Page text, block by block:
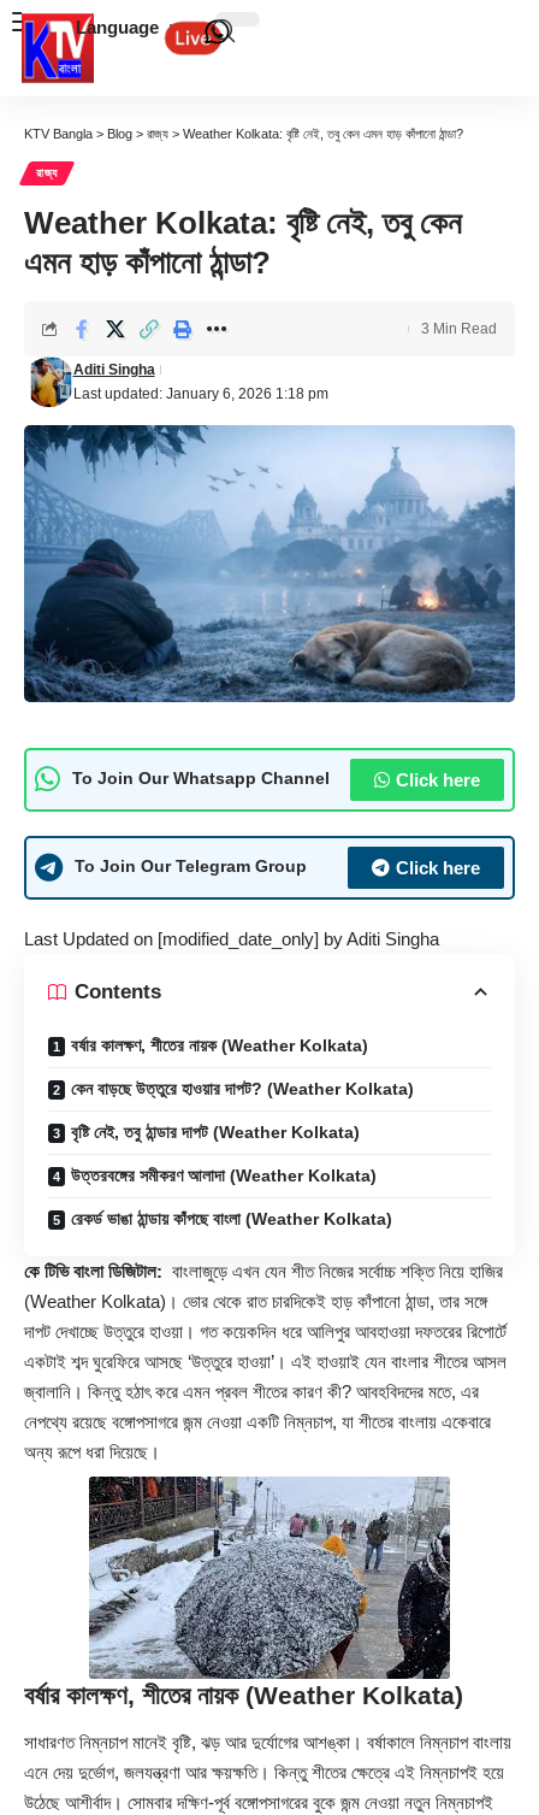
Language
KTV Bangla > Blog > রাজ্য > Weather Kolkata: বৃষ্টি নেই, তবু কেন এমন হাড় কাঁপানো ঠান্ডা?
রাজ্য
Weather Kolkata: বৃষ্টি নেই, তবু কেন
এমন হাড় কাঁপানো ঠান্ডা?
Last updated: January 6, 2026 1:18 pm
Aditi Singha
3 Min Read
To Join Our Whatsapp Channel Click here
To Join Our Telegram Group Click here
Last Updated on [modified_date_only] byAditi Singha
Contents
বর্ষার কালক্ষণ, শীতের নায়ক (Weather Kolkata)
কেন বাড়ছে উত্তুরে হাওয়ার দাপট? (Weather Kolkata)
বৃষ্টি নেই, তবু ঠান্ডার দাপট (Weather Kolkata)
উত্তরবঙ্গের সমীকরণ আলাদা (Weather Kolkata)
রেকর্ড ভাঙা ঠান্ডায় কাঁপছে বাংলা (Weather Kolkata)
কে টিভি বাংলা ডিজিটাল: বাংলাজুড়ে এখন যেন শীত নিজের সর্বোচ্চ শক্তি নিয়ে হাজির
(Weather Kolkata)। ভোর থেকে রাত চারদিকেই হাড় কাঁপানো ঠান্ডা, তার সঙ্গে
দাপট দেখাচ্ছে উত্তুরে হাওয়া। গত কয়েকদিন ধরে আলিপুর আবহাওয়া দফতরের রিপোর্টে
একটাই শব্দ ঘুরেফিরে আসছে ‘উত্তুরে হাওয়া’। এই হাওয়াই যেন বাংলার শীতের আসল
জ্বালানি। কিন্তু হঠাৎ করে এমন প্রবল শীতের কারণ কী? আবহবিদদের মতে, এর
নেপথ্যে রয়েছে বঙ্গোপসাগরে জন্ম নেওয়া একটি নিম্নচাপ, যা শীতের বাংলায় একেবারে
অন্য রূপে ধরা দিয়েছে।
বর্ষার কালক্ষণ, শীতের নায়ক (Weather Kolkata)
সাধারণত নিম্নচাপ মানেই বৃষ্টি, ঝড় আর দুর্যোগের আশঙ্কা। বর্ষাকালে নিম্নচাপ বাংলায়
এনে দেয় দুর্ভোগ, জলযন্ত্রণা আর ক্ষয়ক্ষতি। কিন্তু শীতের ক্ষেত্রে এই নিম্নচাপই হয়ে
উঠেছে আশীর্বাদ। সোমবার দক্ষিণ-পূর্ব বঙ্গোপসাগরের বুকে জন্ম নেওয়া নতুন নিম্নচাপই